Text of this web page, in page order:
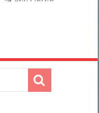
(2018)